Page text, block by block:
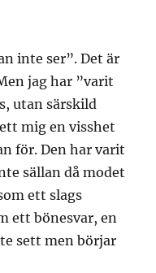
inte ser”. Det är
jag har ”varit
utan särskild
mig en visshet
för. Den har varit
sällan då modet
ett slags
ett bönesvar, en
sett men börjar